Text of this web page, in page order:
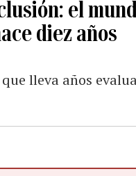
el
diez años
lleva años